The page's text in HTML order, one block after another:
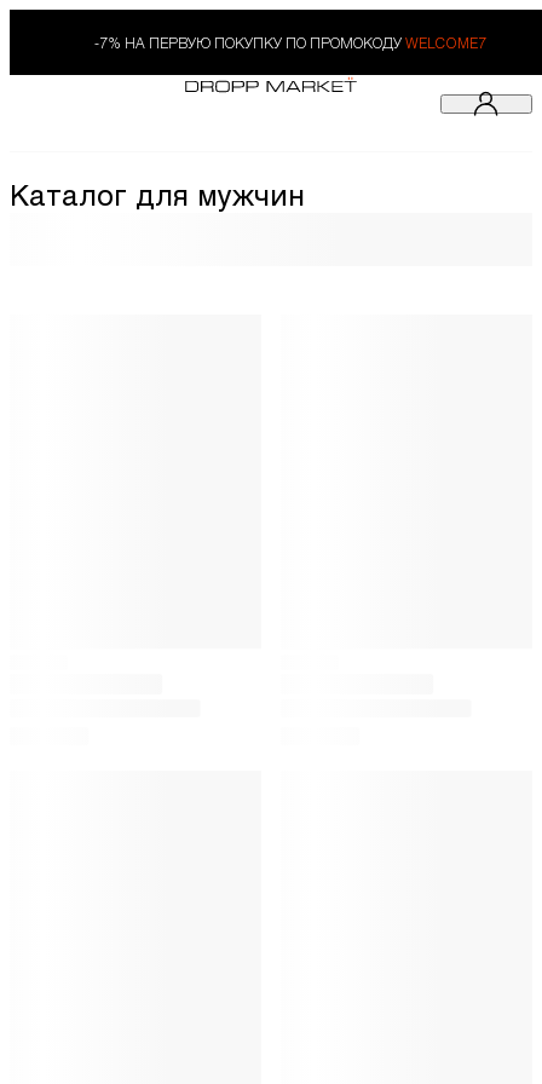
-7% НА ПЕРВУЮ ПОКУПКУ ПО ПРОМОКОДУ WELCOME7
Каталог для мужчин